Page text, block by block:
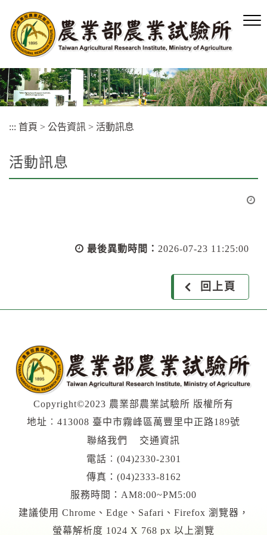
容
區
塊
::: 首頁 > 公告資訊 > 活動訊息
活動訊息
最後異動時間： 2026-07-23 11:25:00
回上頁
Copyright©2023 農業部農業試驗所 版權所有
地址︰413008 臺中市霧峰區萬豐里中正路189號
聯絡我們
交通資訊
電話︰ (04)2330-2301
傳真：(04)2333-8162
服務時間：AM8:00~PM5:00
建議使用 Chrome、Edge、Safari、Firefox 瀏覽器，
螢幕解析度 1024 X 768 px 以上瀏覽